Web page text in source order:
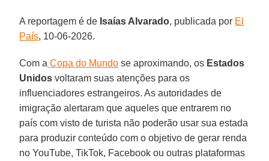
A reportagem é de Isaías Alvarado, publicada por El
País, 10-06-2026.
Com a Copa do Mundo se aproximando, os Estados
Unidos voltaram suas atenções para os
influenciadores estrangeiros. As autoridades de
imigração alertaram que aqueles que entrarem no
país com visto de turista não poderão usar sua estada
para produzir conteúdo com o objetivo de gerar renda
no YouTube, TikTok, Facebook ou outras plataformas